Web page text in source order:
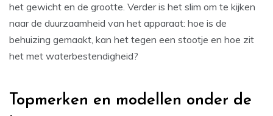
het gewicht en de grootte. Verder is het slim om te kijken
naar de duurzaamheid van het apparaat: hoe is de
behuizing gemaakt, kan het tegen een stootje en hoe zit
het met waterbestendigheid?
Topmerken en modellen onder de